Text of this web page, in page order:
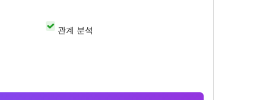
관계 분석